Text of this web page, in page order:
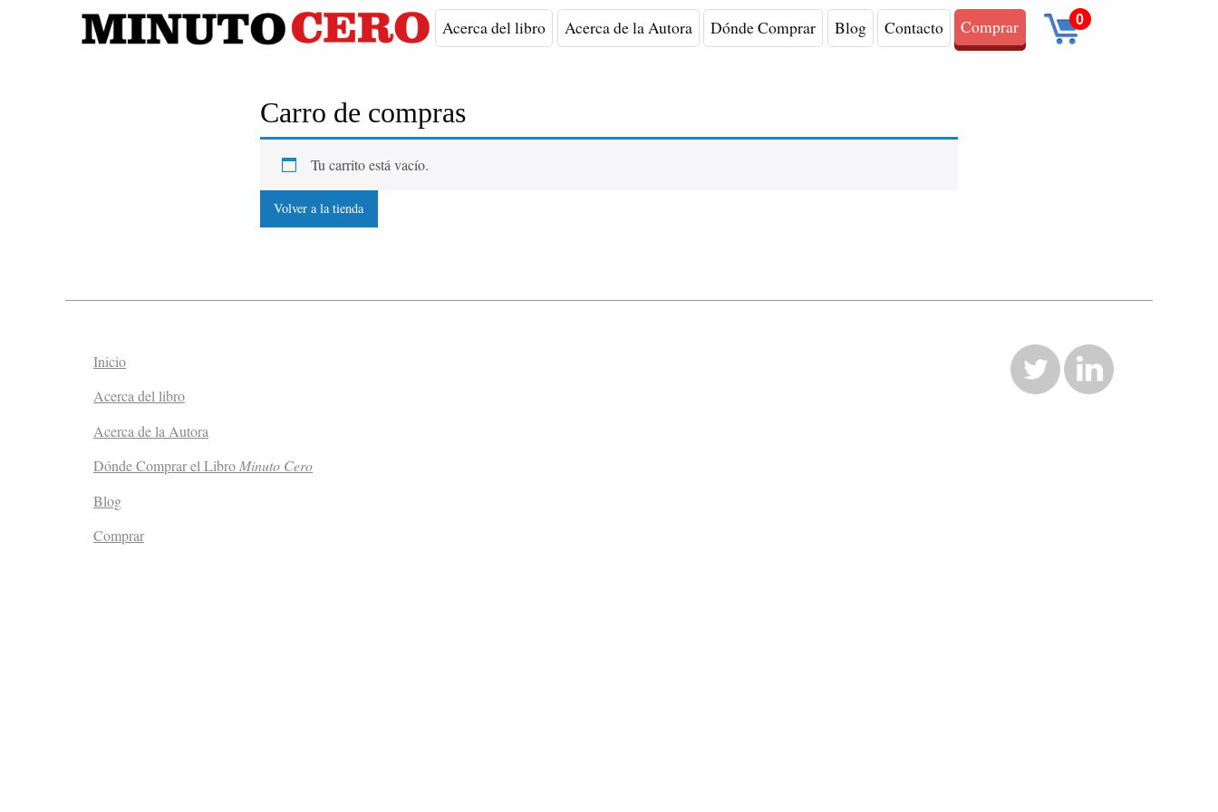
Acerca del libro Acerca de la Autora Dónde Comprar Blog Contacto Comprar 0
Carro de compras
Tu carrito está vacío.
Volver a la tienda
Inicio
Acerca del libro
Acerca de la Autora
Dónde Comprar el LibroMinuto Cero
Blog
Comprar